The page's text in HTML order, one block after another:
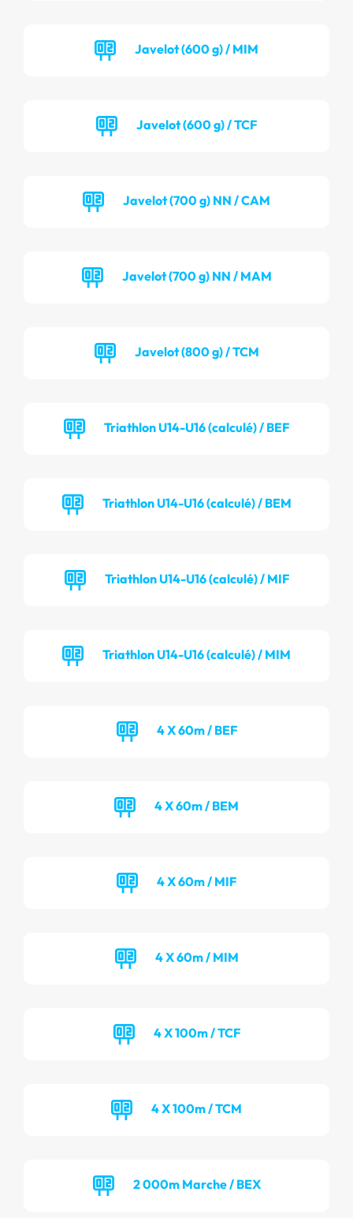
Javelot (600 g) / MIM
Javelot (600 g) / TCF
Javelot (700 g) NN / CAM
Javelot (700 g) NN / MAM
Javelot (800 g) / TCM
Triathlon U14-U16 (calculé) / BEF
Triathlon U14-U16 (calculé) / BEM
Triathlon U14-U16 (calculé) / MIF
Triathlon U14-U16 (calculé) / MIM
4 X 60m / BEF
4 X 60m / BEM
4 X 60m / MIF
4 X 60m / MIM
4 X 100m / TCF
4 X 100m / TCM
2 000m Marche / BEX